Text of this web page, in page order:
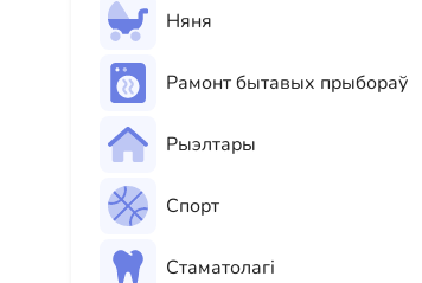
Няня
Рамонт бытавых прыбораў
Рыэлтары
Спорт
Стаматолагі